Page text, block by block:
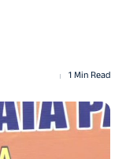
1 Min Read